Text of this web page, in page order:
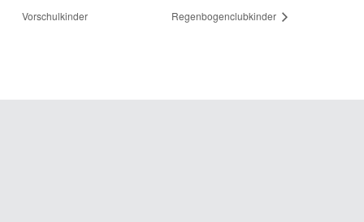
Vorschulkinder
Regenbogenclubkinder